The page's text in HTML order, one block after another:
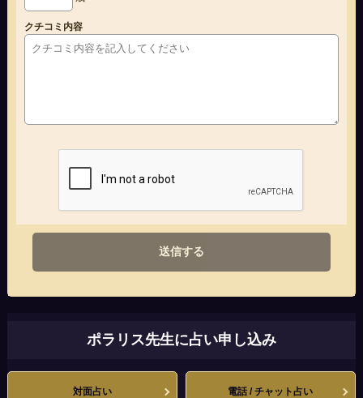
クチコミ内容
送信する
ポラリス先生に占い申し込み
対面占い 電話 / チャット占い